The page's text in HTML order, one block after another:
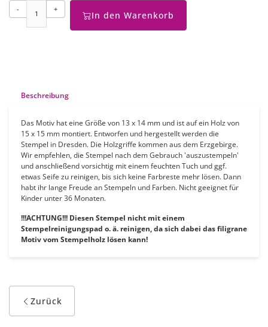
- +
In den Warenkorb
Beschreibung
Das Motiv hat eine Größe von 13 x 14 mm und ist auf ein Holz von
15 x 15 mm montiert. Entworfen und hergestellt werden die
Stempel in Dresden. Die Holzgriffe kommen aus dem Erzgebirge.
Wir empfehlen, die Stempel nach dem Gebrauch 'auszustempeln'
und anschließend vorsichtig mit einem feuchten Tuch und ggf.
etwas Seife zu reinigen, bis sich keine Farbreste mehr lösen. Dann
habt ihr lange Freude an Stempeln und Farben. Nicht geeignet für
Kinder unter 36 Monaten.
!!!ACHTUNG!!! Diesen Stempel nicht mit einem
Stempelreinigungspad o. ä. reinigen, da sich dabei das filigrane
Motiv vom Stempelholz lösen kann!
Zurück